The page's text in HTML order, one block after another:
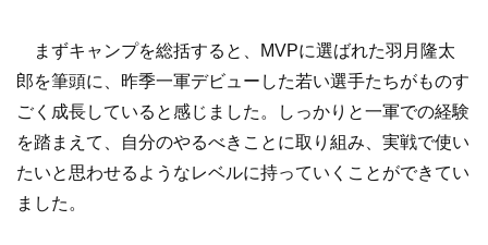
まずキャンプを総括すると、MVPに選ばれた羽月隆太
郎を筆頭に、昨季一軍デビューした若い選手たちがものす
ごく成長していると感じました。しっかりと一軍での経験
を踏まえて、自分のやるべきことに取り組み、実戦で使い
たいと思わせるようなレベルに持っていくことができてい
ました。